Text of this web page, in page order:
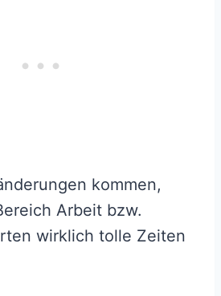
kommen,
Arbeit bzw.
wirklich tolle Zeiten